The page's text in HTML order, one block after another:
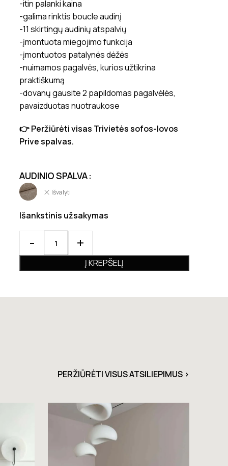
-itin palanki kaina
-galima rinktis boucle audinį
-11 skirtingų audinių atspalvių
-įmontuota miegojimo funkcija
-įmontuotos patalynės dėžės
-nuimamos pagalvės, kurios užtikrina
praktiškumą
-dovanų gausite 2 papildomas pagalvėlės,
pavaizduotas nuotraukose
👉 Peržiūrėti visas Trivietės sofos-lovos
Prive spalvas.
AUDINIO SPALVA
Išvalyti
Išankstinis užsakymas
Į KREPŠELĮ
PERŽIŪRĖTI VISUS ATSILIEPIMUS >